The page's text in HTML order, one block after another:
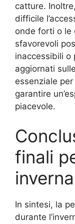
catture.
difficile
onde forti o le
sfavorevoli
inaccessibili o
aggiornati
essenziale
garantire
piacevole.
finali
In sintesi, la
durante